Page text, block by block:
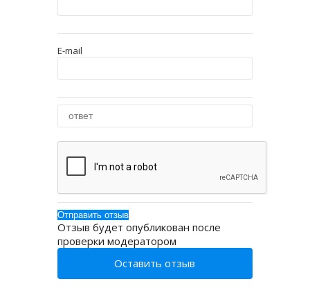
E-mail
Отзыв будет опубликован после
проверки модератором
Оставить отзыв